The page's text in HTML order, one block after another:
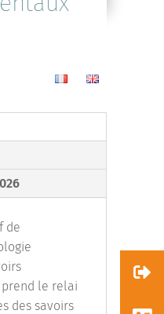
de
le relai
des savoirs